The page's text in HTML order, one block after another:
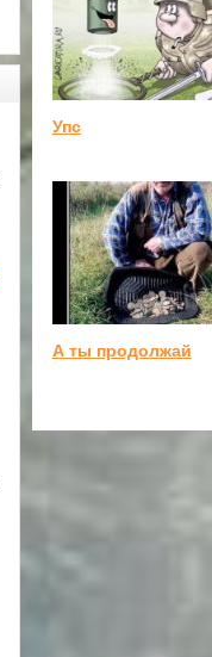
Упс
А ты продолжай